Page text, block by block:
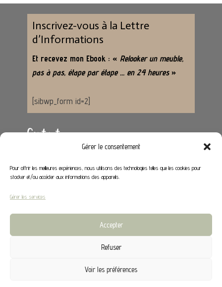
Gérer le consentement
Pour offrir les meilleures expériences, nous utilisons des technologies telles que les cookies pour
stocker et/ou accéder aux informations des appareils.
Gérer les services
Accepter
Refuser
Voir les préférences
Inscrivez-vous à la Lettre
d’Informations
Et recevez mon Ebook : « Relooker un meuble,
pas à pas, étape par étape … en 24 heures »
[sibwp_form id=2]
Contact
contact@stephaniedeco.fr
Liens utiles
Mon compte